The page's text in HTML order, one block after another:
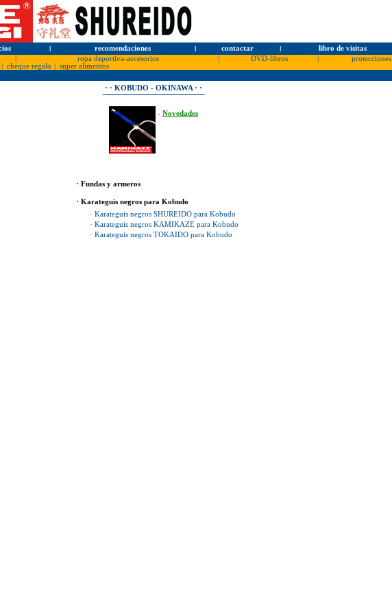
l recomendaciones l contactar l libro de visitas
ropa deportiva-accesorios DVD-libros protecciones
cheque regalo
super alimentos
· · KOBUDO - OKINAWA · ·
- Novedades
· Fundas y armeros
· Karateguis negros para Kobudo
· Karateguis negros SHUREIDO para Kobudo
· Karateguis negros KAMIKAZE para Kobudo
· Karateguis negros TOKAIDO para Kobudo